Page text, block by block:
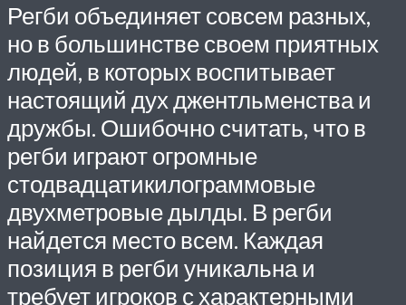
Регби объединяет совсем разных,
но в большинстве своем приятных
людей, в которых воспитывает
настоящий дух джентльменства и
дружбы. Ошибочно считать, что в
регби играют огромные
стодвадцатикилограммовые
двухметровые дылды. В регби
найдется место всем. Каждая
позиция в регби уникальна и
требует игроков с характерными